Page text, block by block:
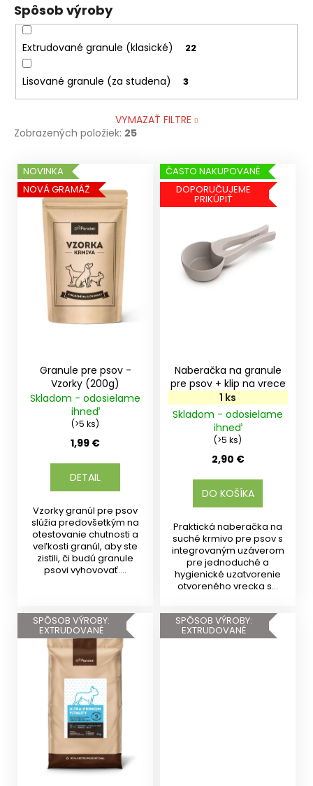
Spôsob výroby
Extrudované granule (klasické) 22
Lisované granule (za studena) 3
VYMAZAŤ FILTRE
Zobrazených položiek: 25
V
ý
p
NOVINKA
NOVÁ GRAMÁŽ
Granule pre psov -
Vzorky (200g)
Skladom - odosielame
ihneď
(>5 ks)
1,99 €
DETAIL
Vzorky granúl pre psov
slúžia predovšetkým na
otestovanie chutnosti a
veľkosti granúl, aby ste
zistili, či budú granule
psovi vyhovovať....
ČASTO NAKUPOVANÉ
DOPORUČUJEME
PRIKÚPIŤ
Naberačka na granule
1 ks
Skladom - odosielame
ihneď
(>5 ks)
2,90 €
DO KOŠÍKA
Praktická naberačka na
suché krmivo pre psov s
integrovaným uzáverom
pre jednoduché a
hygienické uzatvorenie
otvoreného vrecka s...
SPÔSOB VÝROBY:
EXTRUDOVANÉ
SPÔSOB VÝROBY:
EXTRUDOVANÉ